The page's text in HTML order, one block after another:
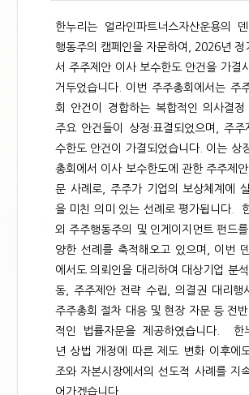
한누리는 얼라인파트너스자산운용의
행동주의 캠페인을 자문하여, 2026년 정
서 주주제안 이사 보수한도 안건을 가결
거두었습니다. 이번 주주총회에서는 주
회 안건이 경합하는 복합적인 의사결정
주요 안건들이 상정·표결되었으며, 주
수한도 안건이 가결되었습니다. 이는 상
총회에서 이사 보수한도에 관한 주주제
문 사례로, 주주가 기업의 보상체계에
을 미친 의미 있는 선례로 평가됩니다.
외 주주행동주의 및 인게이지먼트 펀드
양한 선례를 축적해오고 있으며, 이번
에서도 의뢰인을 대리하여 대상기업 분
동, 주주제안 전략 수립, 의결권 대리행
주주총회 절차 대응 및 현장 자문 등 전
적인 법률자문을 제공하였습니다. 한
년 상법 개정에 따른 제도 변화 이후에
조와 자본시장에서의 선도적 사례를 지
어가겠습니다.